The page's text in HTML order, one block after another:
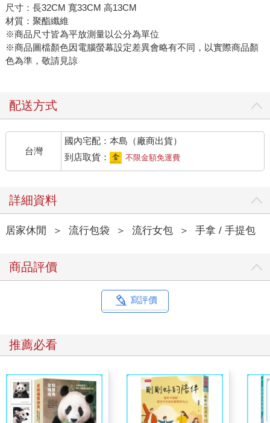
尺寸：長32CM 寬33CM 高13CM
材質：聚酯纖維
※商品尺寸皆為平放測量以公分為單位
※商品圖檔顏色因電腦螢幕設定差異會略有不同，以實際商品顏
色為準，敬請見諒
配送方式
台灣
國內宅配：本島（廠商出貨）
到店取貨：
不限金額免運費
詳細資料
居家休閒 ＞ 流行包袋 ＞ 流行女包 ＞ 手拿 / 手提包
商品評價
寫評價
推薦必看